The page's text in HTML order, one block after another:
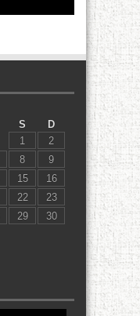
S
D
1
2
8
9
15
16
22
23
29
30